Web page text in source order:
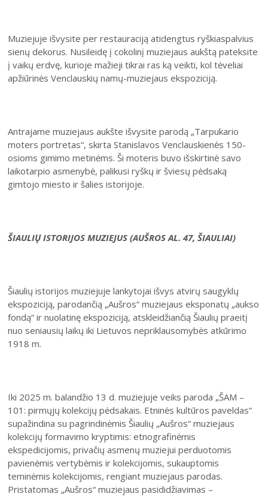
Muziejuje išvysite per restauraciją atidengtus ryškiaspalvius
sienų dekorus. Nusileidę į cokolinį muziejaus aukštą pateksite
į vaikų erdvę, kurioje mažieji tikrai ras ką veikti, kol tėveliai
apžiūrinės Venclauskių namų-muziejaus ekspoziciją.
Antrajame muziejaus aukšte išvysite parodą „Tarpukario
moters portretas“, skirta Stanislavos Venclauskienės 150-
osioms gimimo metinėms. Ši moteris buvo išskirtinė savo
laikotarpio asmenybė, palikusi ryškų ir šviesų pėdsaką
gimtojo miesto ir šalies istorijoje.
ŠIAULIŲ ISTORIJOS MUZIEJUS (AUŠROS AL. 47, ŠIAULIAI)
Šiaulių istorijos muziejuje lankytojai išvys atvirų saugyklų
ekspoziciją, parodančią „Aušros“ muziejaus eksponatų „aukso
fondą“ ir nuolatinę ekspoziciją, atskleidžiančią Šiaulių praeitį
nuo seniausių laikų iki Lietuvos nepriklausomybės atkūrimo
1918 m.
Iki 2025 m. balandžio 13 d. muziejuje veiks paroda „ŠAM –
101: pirmųjų kolekcijų pėdsakais. Etninės kultūros paveldas“
supažindina su pagrindinėmis Šiaulių „Aušros“ muziejaus
kolekcijų formavimo kryptimis: etnografinėmis
ekspedicijomis, privačių asmenų muziejui perduotomis
pavienėmis vertybėmis ir kolekcijomis, sukauptomis
teminėmis kolekcijomis, rengiant muziejaus parodas.
Pristatomas „Aušros“ muziejaus pasididžiavimas –